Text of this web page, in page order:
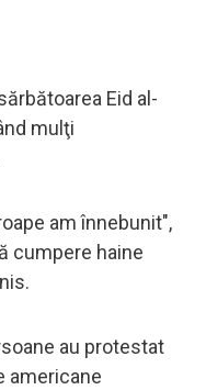
Eid al-
mulţi
am înnebunit",
cumpere haine
au protestat
americane